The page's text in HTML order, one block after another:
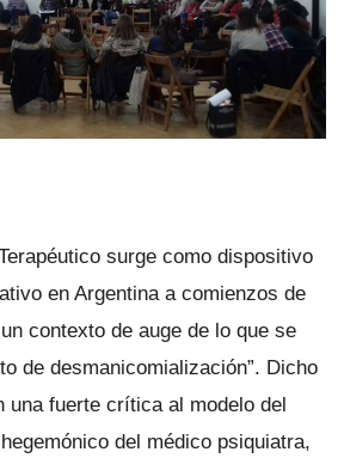
surge como dispositivo
en Argentina a comienzos de
contexto de auge de lo que se
de desmanicomialización”. Dicho
una fuerte crítica al modelo del
del médico psiquiatra,